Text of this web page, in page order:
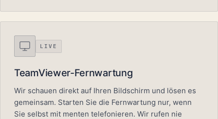
LIVE
TeamViewer-Fernwartung
Wir schauen direkt auf Ihren Bildschirm und lösen es
gemeinsam. Starten Sie die Fernwartung nur, wenn
Sie selbst mit menten telefonieren. Wir rufen nie